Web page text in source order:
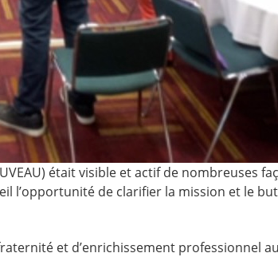
était visible et actif de nombreuses
l’opportunité de clarifier la mission et le
et d’enrichissement professionnel